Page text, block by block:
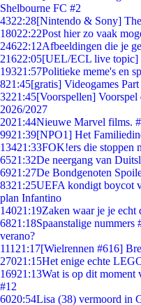
Shelbourne FC #2
4322:28[Nintendo & Sony]
18022:22Post hier zo vaak
24622:12Afbeeldingen die je
21622:05[UEL/ECL live
19321:57Politieke meme's en
821:45[gratis] Videogames
3221:45[Voorspellen] Voorspel
2026/2027
2021:44Nieuwe Marvel films.
9921:39[NPO1] Het
13421:33FOK!ers die stoppen
6521:32De neergang van
6921:27De Bondgenoten
8321:25UEFA kondigt boycot
plan Infantino
14021:19Zaken waar je je echt
6821:18Spaanstalige nummers
verano?
111 21:17[Wielrennen #616]
27021:15Het enige echte
16921:13Wat is op dit moment
#12
6020:54Lisa (38) vermoord in